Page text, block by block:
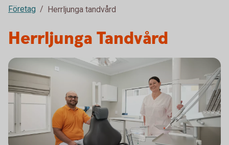
Företag Herrljunga tandvård
Herrljunga Tandvård